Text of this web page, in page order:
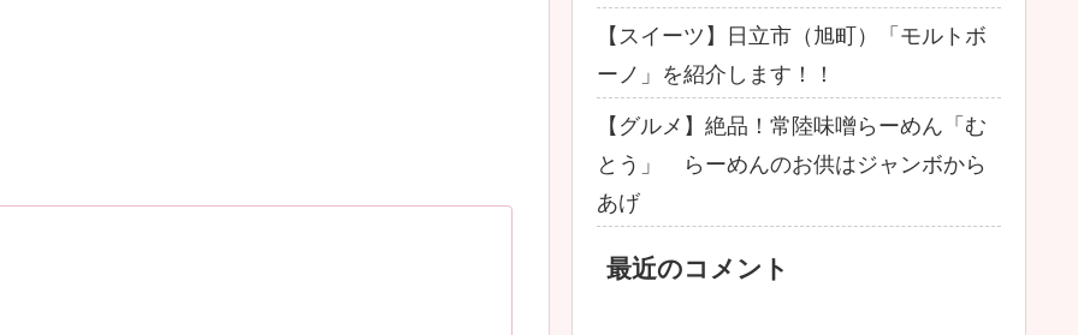
【スイーツ】日立市（旭町）「モルトボ
ーノ」を紹介します！！
【グルメ】絶品！常陸味噌らーめん「む
とう」 らーめんのお供はジャンボから
あげ
最近のコメント